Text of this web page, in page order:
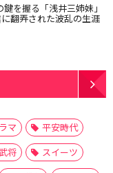
鍵を握る「浅井三姉妹」
翻弄された波乱の生涯
マ
平安時代
将
スイーツ